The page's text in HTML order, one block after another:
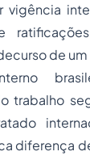
vigência
de
trabalho
diferença